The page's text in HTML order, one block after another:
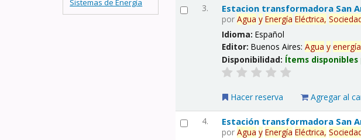
Sistemas de Energía
3. Estacion transformadora San
porAgua y Energía Eléctrica,
Idioma:Español
Editor:Buenos Aires:Agua y energía
Disponibilidad: Ítems
Hacer reserva Agregar al
4. Estación transformadora San
porAgua y Energía Eléctrica,